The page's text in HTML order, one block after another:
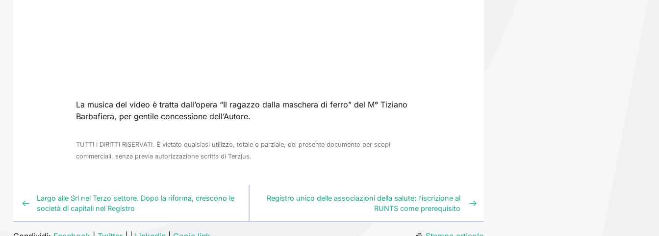
La musica del video è tratta dall’opera “Il ragazzo dalla maschera di ferro” del M° Tiziano
Barbafiera, per gentile concessione dell’Autore.
TUTTI I DIRITTI RISERVATI. È vietato qualsiasi utilizzo, totale o parziale, del presente documento per scopi
commerciali, senza previa autorizzazione scritta di Terzjus.
Largo alle Srl nel Terzo settore. Dopo la riforma, crescono le
società di capitali nel Registro
Registro unico delle associazioni della salute: l’iscrizione al
RUNTS come prerequisito